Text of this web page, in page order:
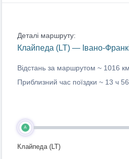
Деталі маршруту:
Клайпеда (LT) — Івано-
Відстань за маршрутом ~ 1016 км
Приблизний час поїздки ~ 13 ч
A
Клайпеда (LT)